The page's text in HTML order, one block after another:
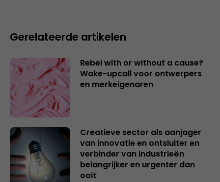
Gerelateerde artikelen
Rebel with or without a cause?
Wake-upcall voor ontwerpers
en merkeigenaren
Creatieve sector als aanjager
van innovatie en ontsluiter en
verbinder van industrieën
belangrijker en urgenter dan
ooit